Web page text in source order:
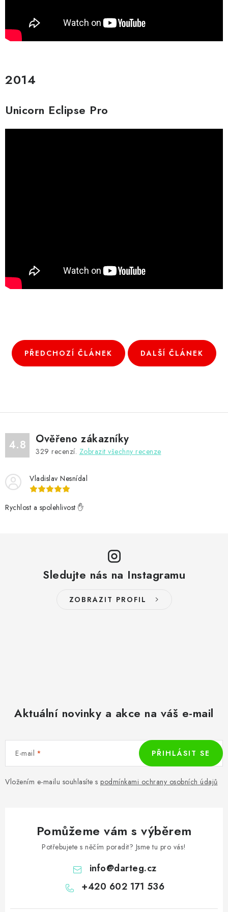
2014
Unicorn Eclipse Pro
PŘEDCHOZÍ ČLÁNEK DALŠÍ ČLÁNEK
4.8 Ověřeno zákazníky
329 recenzí. Zobrazit všechny recenze
Vladislav Nesnídal
Rychlost a spolehlivost ✋
Sledujte nás na Instagramu
ZOBRAZIT PROFIL
Aktuální novinky a akce na váš e-mail
E-mail
Vložením e-mailu souhlasíte s podmínkami ochrany osobních údajů
PŘIHLÁSIT SE
Pomůžeme vám s výběrem
Potřebujete s něčím poradit? Jsme tu pro vás!
info@darteg.cz
+420 602 171 536